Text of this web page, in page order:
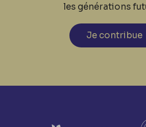
les générations
Je contribue